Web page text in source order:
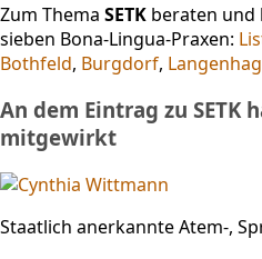
Zum Thema SETK beraten und
sieben Bona-Lingua-Praxen:
Bothfeld, Burgdorf,
An dem Eintrag zu SETK
mitgewirkt
Staatlich anerkannte Atem-,